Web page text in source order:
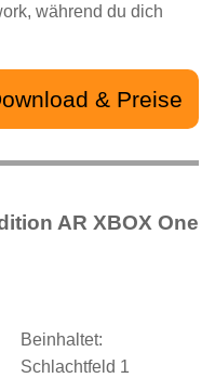
während du dich
& Preise
AR XBOX One
Beinhaltet:
Schlachtfeld 1